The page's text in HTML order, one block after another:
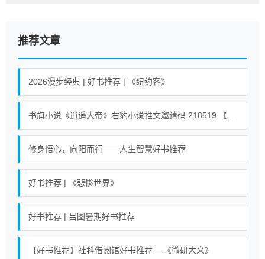
推荐文章
2026漫步经典 | 好书推荐 | 《纽约客》
修身悟心，向阳而行——人生智慧好书推荐
好书推荐 | 《悲惨世界》
好书推荐 | 吕图暑期好书推荐
【好书推荐】社科借阅馆好书推荐 —《微研大义》